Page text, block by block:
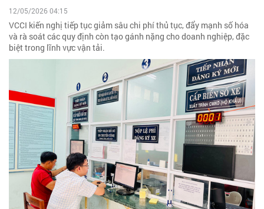
12/05/2026 04:15
VCCI kiến nghị tiếp tục giảm sâu chi phí thủ tục, đẩy mạnh số hóa
và rà soát các quy định còn tạo gánh nặng cho doanh nghiệp, đặc
biệt trong lĩnh vực vận tải.